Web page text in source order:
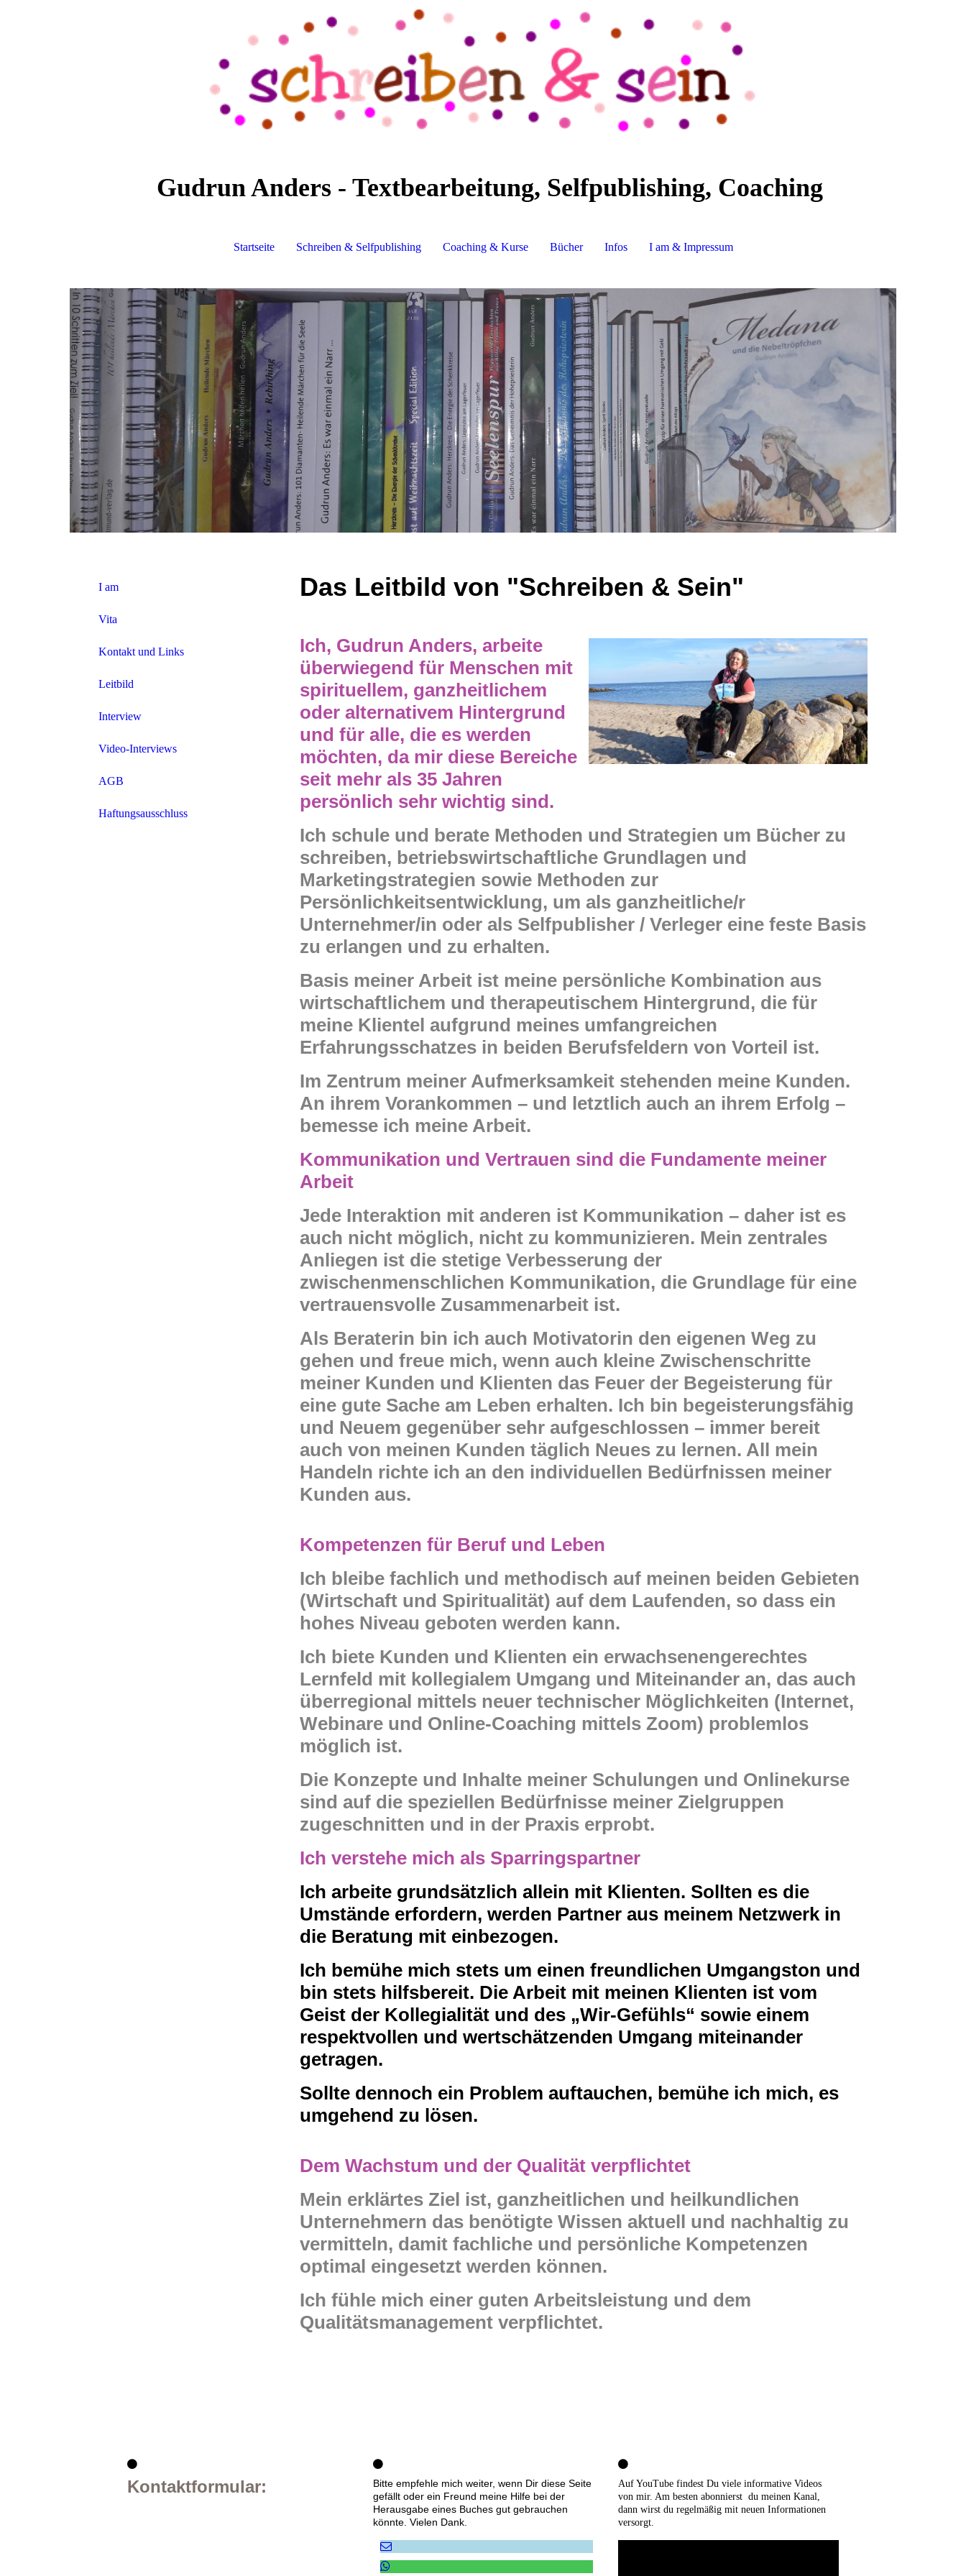
Gudrun Anders - Textbearbeitung, Selfpublishing, Coaching
Startseite Schreiben & Selfpublishing Coaching & Kurse Bücher Infos I am & Impressum
I am
Vita
Kontakt und Links
Leitbild
Interview
Video-Interviews
AGB
Haftungsausschluss
Das Leitbild von "Schreiben & Sein"
Ich, Gudrun Anders, arbeite
überwiegend für Menschen mit
spirituellem, ganzheitlichem
oder alternativem Hintergrund
und für alle, die es werden
möchten, da mir diese Bereiche
seit mehr als 35 Jahren
persönlich sehr wichtig sind.
Ich schule und berate Methoden und Strategien um Bücher zu
schreiben, betriebswirtschaftliche Grundlagen und
Marketingstrategien sowie Methoden zur
Persönlichkeitsentwicklung, um als ganzheitliche/r
Unternehmer/in oder als Selfpublisher / Verleger eine feste Basis
zu erlangen und zu erhalten.
Basis meiner Arbeit ist meine persönliche Kombination aus
wirtschaftlichem und therapeutischem Hintergrund, die für
meine Klientel aufgrund meines umfangreichen
Erfahrungsschatzes in beiden Berufsfeldern von Vorteil ist.
Im Zentrum meiner Aufmerksamkeit stehenden meine Kunden.
An ihrem Vorankommen – und letztlich auch an ihrem Erfolg –
bemesse ich meine Arbeit.
Kommunikation und Vertrauen sind die Fundamente meiner
Arbeit
Jede Interaktion mit anderen ist Kommunikation – daher ist es
auch nicht möglich, nicht zu kommunizieren. Mein zentrales
Anliegen ist die stetige Verbesserung der
zwischenmenschlichen Kommunikation, die Grundlage für eine
vertrauensvolle Zusammenarbeit ist.
Als Beraterin bin ich auch Motivatorin den eigenen Weg zu
gehen und freue mich, wenn auch kleine Zwischenschritte
meiner Kunden und Klienten das Feuer der Begeisterung für
eine gute Sache am Leben erhalten. Ich bin begeisterungsfähig
und Neuem gegenüber sehr aufgeschlossen – immer bereit
auch von meinen Kunden täglich Neues zu lernen. All mein
Handeln richte ich an den individuellen Bedürfnissen meiner
Kunden aus.
Kompetenzen für Beruf und Leben
Ich bleibe fachlich und methodisch auf meinen beiden Gebieten
(Wirtschaft und Spiritualität) auf dem Laufenden, so dass ein
hohes Niveau geboten werden kann.
Ich biete Kunden und Klienten ein erwachsenengerechtes
Lernfeld mit kollegialem Umgang und Miteinander an, das auch
überregional mittels neuer technischer Möglichkeiten (Internet,
Webinare und Online-Coaching mittels Zoom) problemlos
möglich ist.
Die Konzepte und Inhalte meiner Schulungen und Onlinekurse
sind auf die speziellen Bedürfnisse meiner Zielgruppen
zugeschnitten und in der Praxis erprobt.
Ich verstehe mich als Sparringspartner
Ich arbeite grundsätzlich allein mit Klienten. Sollten es die
Umstände erfordern, werden Partner aus meinem Netzwerk in
die Beratung mit einbezogen.
Ich bemühe mich stets um einen freundlichen Umgangston und
bin stets hilfsbereit. Die Arbeit mit meinen Klienten ist vom
Geist der Kollegialität und des „Wir-Gefühls“ sowie einem
respektvollen und wertschätzenden Umgang miteinander
getragen.
Sollte dennoch ein Problem auftauchen, bemühe ich mich, es
umgehend zu lösen.
Dem Wachstum und der Qualität verpflichtet
Mein erklärtes Ziel ist, ganzheitlichen und heilkundlichen
Unternehmern das benötigte Wissen aktuell und nachhaltig zu
vermitteln, damit fachliche und persönliche Kompetenzen
optimal eingesetzt werden können.
Ich fühle mich einer guten Arbeitsleistung und dem
Qualitätsmanagement verpflichtet.
Kontaktformular:
Bitte empfehle mich weiter, wenn Dir diese Seite
gefällt oder ein Freund meine Hilfe bei der
Herausgabe eines Buches gut gebrauchen
könnte. Vielen Dank.
Auf YouTube findest Du viele informative Videos
von mir. Am besten abonnierst du meinen Kanal,
dann wirst du regelmäßig mit neuen Informationen
versorgt.